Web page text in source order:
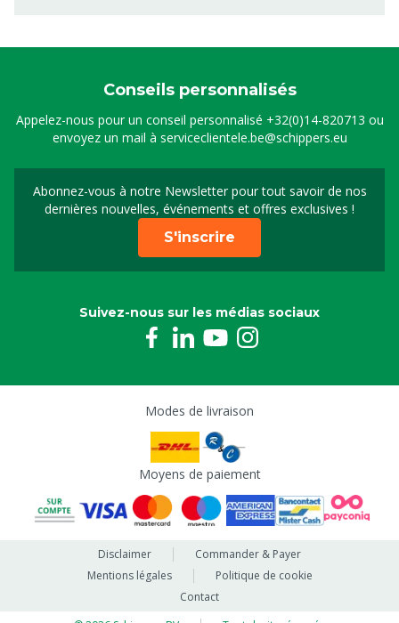
Conseils personnalisés
Appelez-nous pour un conseil personnalisé +32(0)14-820713 ou
envoyez un mail à serviceclientele.be@schippers.eu
Abonnez-vous à notre Newsletter pour tout savoir de nos
dernières nouvelles, événements et offres exclusives !
Inscrivez-vous à notre
S'inscrire
Suivez-nous sur les médias sociaux
Modes de livraison
Moyens de paiement
Disclaimer
Commander & Payer
Mentions légales
Politique de cookie
Contact